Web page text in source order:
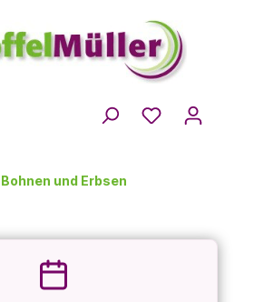
Bohnen und Erbsen